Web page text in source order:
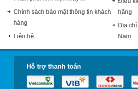
Chính sách bảo mật thông tin khách
hàng
Liên hệ
hãng
Địa chỉ
Nam
Hỗ trợ thanh toán